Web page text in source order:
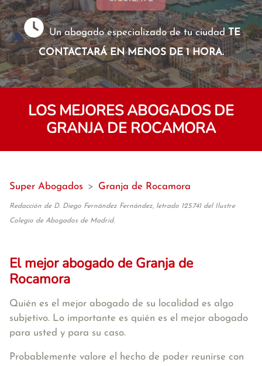
Un abogado especializado de tu ciudadTE
CONTACTARÁ EN MENOS DE 1 HORA.
LOS MEJORES ABOGADOS DE
GRANJA DE ROCAMORA
Super Abogados > Granja de Rocamora
Redacción de D. Diego Fernández Fernández, letrado 125.741 del Ilustre
Colegio de Abogados de Madrid.
El mejor abogado de Granja de
Rocamora
Quién es el mejor abogado de su localidad es algo
subjetivo. Lo importante es quién es el mejor abogado
para usted y para su caso.
Probablemente valore el hecho de poder reunirse con